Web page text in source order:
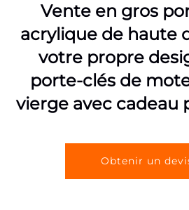
Vente en gros
acrylique de haute
votre propre
porte-clés de
vierge avec cadeau
Obtenir un